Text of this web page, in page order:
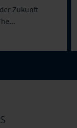
Zukunft